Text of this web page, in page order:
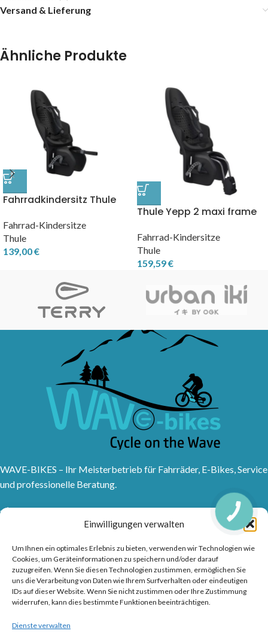
Einwilligungen verwalten
Um Ihnen ein optimales Erlebnis zu bieten, verwenden wir Technologien wie
Cookies, um Geräteinformationen zu speichern und/oder darauf
zuzugreifen. Wenn Sie diesen Technologien zustimmen, ermöglichen Sie
uns die Verarbeitung von Daten wie Ihrem Surfverhalten oder eindeutigen
IDs auf dieser Website. Wenn Sie nicht zustimmen oder Ihre Zustimmung
widerrufen, kann dies bestimmte Funktionen beeinträchtigen.
Dienste verwalten
Versand & Lieferung
Ähnliche Produkte
Fahrradkindersitz Thule
Fahrrad-Kindersitze
Thule
139,00€
Thule Yepp 2 maxi frame
Fahrrad-Kindersitze
Thule
159,59€
WAVE-BIKES – Ihr Meisterbetrieb für Fahrräder, E-Bikes, Service
und professionelle Beratung.
Sanddornweg 10, 53773 Hennef (Sieg)
Tel: 02242 9176417
Tel: 02241315150
info@wave-bikes.de